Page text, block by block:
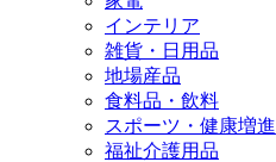
インテリア
雑貨・日用品
地場産品
食料品・飲料
スポーツ・健康増進
福祉介護用品